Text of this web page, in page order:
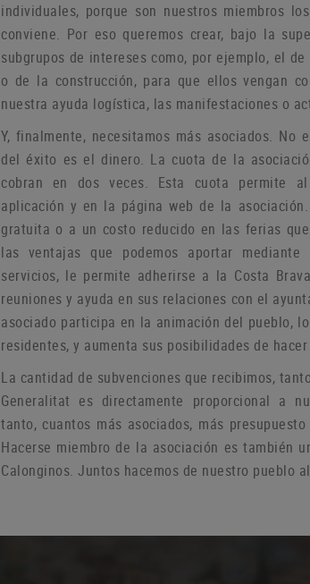
individuales, porque son nuestros miembros
conviene. Por eso queremos crear, bajo la
subgrupos de intereses como, por ejemplo, el
o de la construcción, para que ellos vengan
nuestra ayuda logística, las manifestaciones o
Y, finalmente, necesitamos más asociados. No
del éxito es el dinero. La cuota de la
cobran en dos veces. Esta cuota permite
aplicación y en la página web de la asociación.
gratuita o a un costo reducido en las ferias
las ventajas que podemos aportar mediante
servicios, le permite adherirse a la Costa
reuniones y ayuda en sus relaciones con el
asociado participa en la animación del pueblo,
residentes, y aumenta sus posibilidades de
La cantidad de subvenciones que recibimos,
Generalitat es directamente proporcional a
tanto, cuantos más asociados, más
Hacerse miembro de la asociación es también
Calonginos. Juntos hacemos de nuestro pueblo